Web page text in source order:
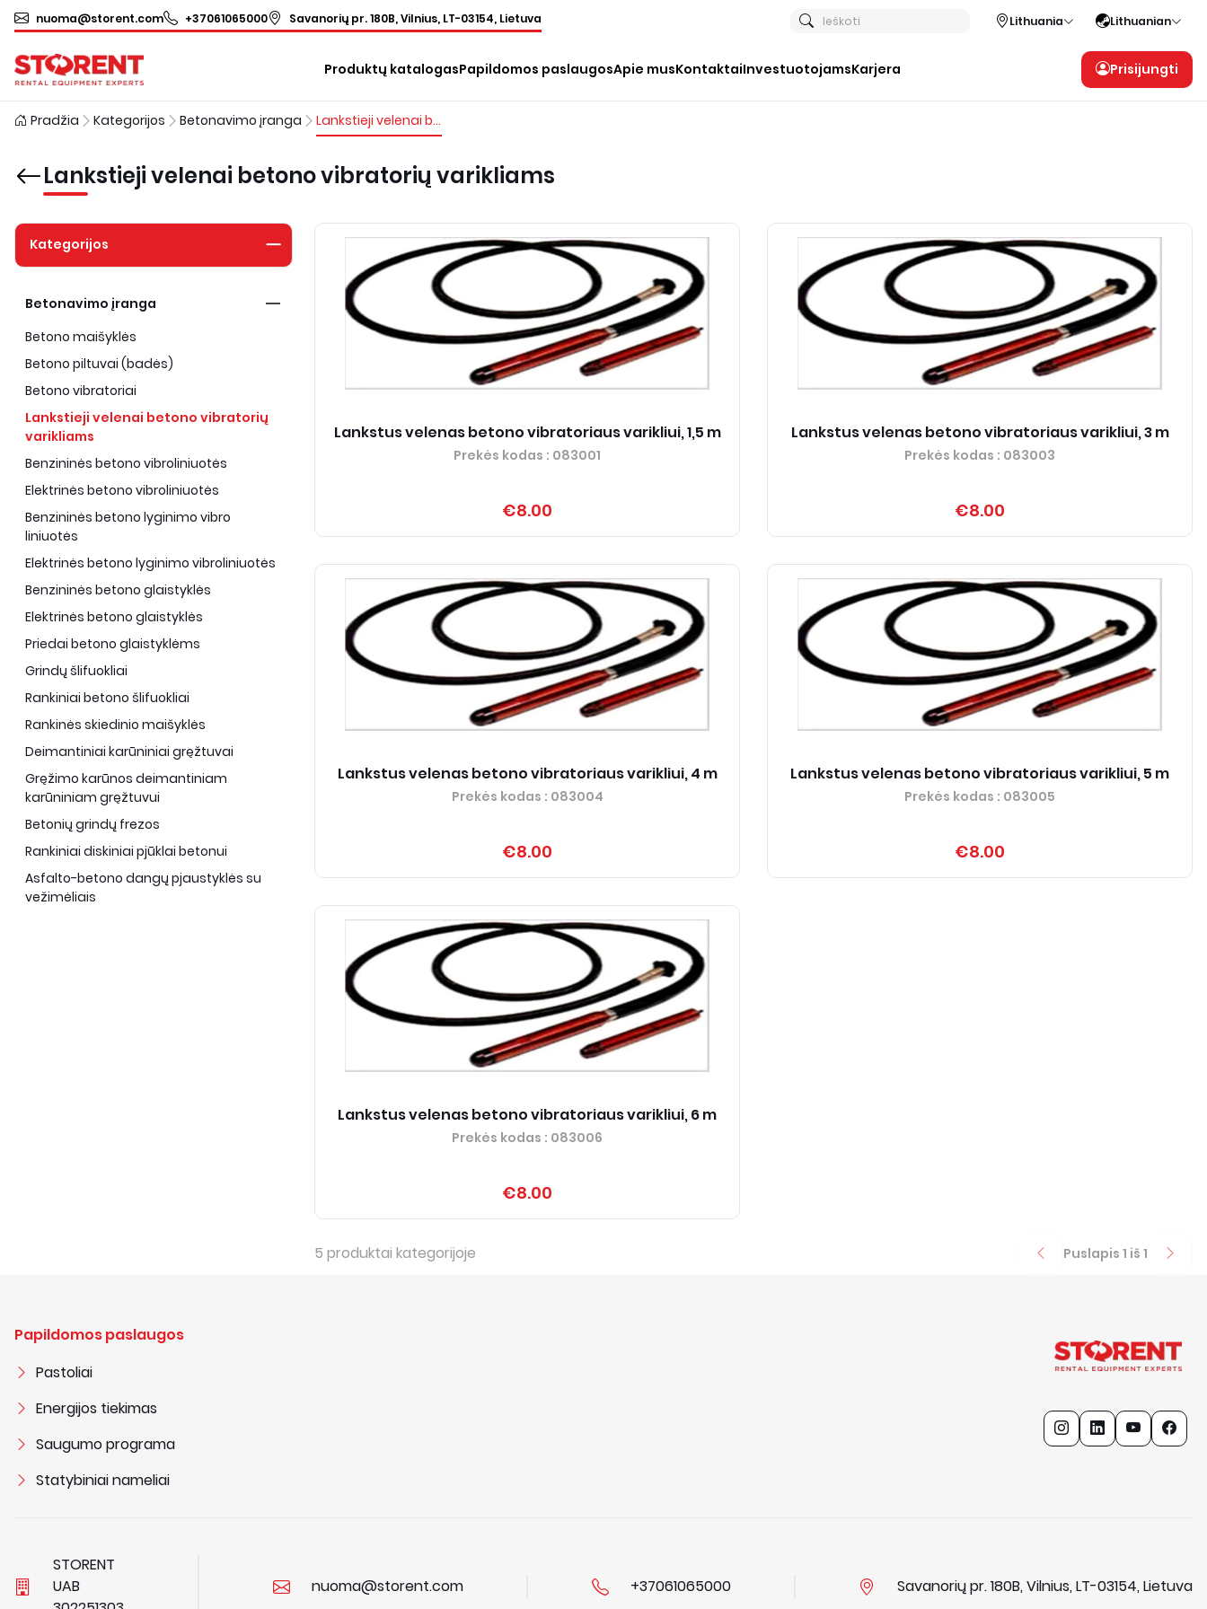
nuoma@storent.com +37061065000 Savanorių pr. 180B, Vilnius, LT-03154, Lietuva Ieškoti Lithuania Lithuanian
Produktų katalogasPapildomos paslaugosApie musKontaktaiInvestuotojamsKarjera Prisijungti
Pradžia Kategorijos Betonavimo įranga Lankstieji velenai betono vibratorių varikliams
Lankstieji velenai betono vibratorių varikliams
Kategorijos
Betonavimo įranga
Betono maišyklės
Betono piltuvai (badės)
Betono vibratoriai
Lankstieji velenai betono vibratorių
varikliams
Benzininės betono vibroliniuotės
Elektrinės betono vibroliniuotės
Benzininės betono lyginimo vibro
liniuotės
Elektrinės betono lyginimo vibroliniuotės
Benzininės betono glaistyklės
Elektrinės betono glaistyklės
Priedai betono glaistyklėms
Grindų šlifuokliai
Rankiniai betono šlifuokliai
Rankinės skiedinio maišyklės
Deimantiniai karūniniai gręžtuvai
Gręžimo karūnos deimantiniam
karūniniam gręžtuvui
Betonių grindų frezos
Rankiniai diskiniai pjūklai betonui
Asfalto-betono dangų pjaustyklės su
vežimėliais
Lankstus velenas betono vibratoriaus varikliui, 1,5 m
Prekės kodas : 083001
€8.00
Lankstus velenas betono vibratoriaus varikliui, 3 m
Prekės kodas : 083003
€8.00
Lankstus velenas betono vibratoriaus varikliui, 4 m
Prekės kodas : 083004
€8.00
Lankstus velenas betono vibratoriaus varikliui, 5 m
Prekės kodas : 083005
€8.00
Lankstus velenas betono vibratoriaus varikliui, 6 m
Prekės kodas : 083006
€8.00
5 produktai kategorijoje Puslapis 1 iš 1
Papildomos paslaugos
Pastoliai
Energijos tiekimas
Saugumo programa
Statybiniai nameliai
STORENT
UAB
nuoma@storent.com +37061065000 Savanorių pr. 180B, Vilnius, LT-03154, Lietuva